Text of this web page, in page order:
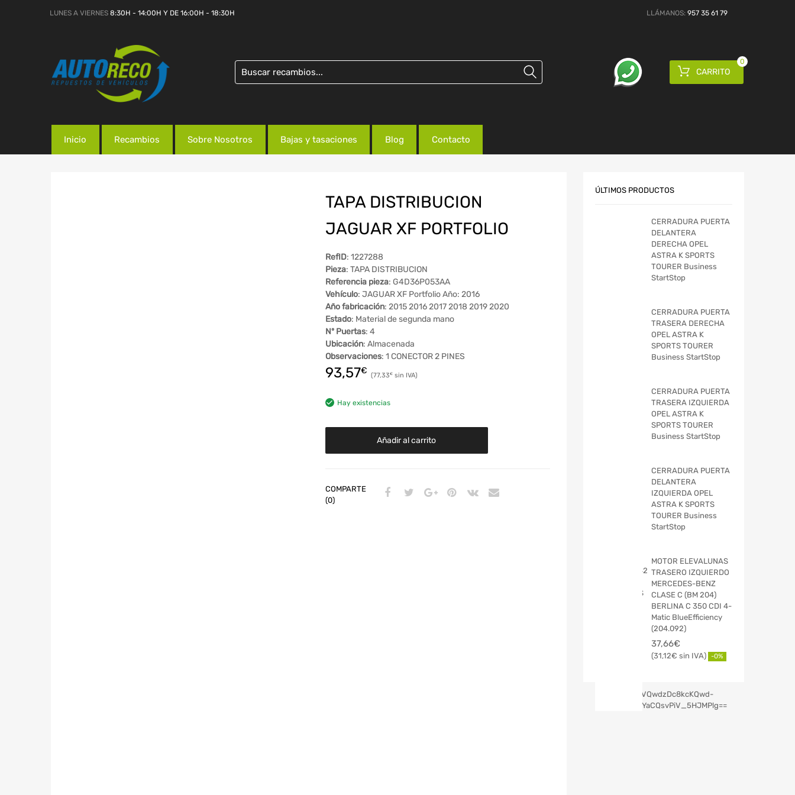
LUNES A VIERNES 8:30H - 14:00H Y DE 16:00H - 18:30H LLÁMANOS: 957 35 61 79
CARRITO
0
Inicio Recambios Sobre Nosotros Bajas y tasaciones Blog Contacto
TAPA DISTRIBUCION
JAGUAR XF PORTFOLIO
RefID: 1227288
Pieza: TAPA DISTRIBUCION
Referencia pieza: G4D36P053AA
Vehículo: JAGUAR XF Portfolio Año: 2016
Año fabricación: 2015 2016 2017 2018 2019 2020
Estado: Material de segunda mano
Nº Puertas: 4
Ubicación: Almacenada
Observaciones: 1 CONECTOR 2 PINES
93,57€ 77,33€
Hay existencias
Añadir al carrito
COMPARTE
(0)
ÚLTIMOS PRODUCTOS
CERRADURA PUERTA
DELANTERA
DERECHA OPEL
ASTRA K SPORTS
TOURER Business
StartStop
CERRADURA PUERTA
TRASERA DERECHA
OPEL ASTRA K
SPORTS TOURER
Business StartStop
CERRADURA PUERTA
TRASERA IZQUIERDA
OPEL ASTRA K
SPORTS TOURER
Business StartStop
CERRADURA PUERTA
DELANTERA
IZQUIERDA OPEL
ASTRA K SPORTS
TOURER Business
StartStop
MOTOR ELEVALUNAS
TRASERO IZQUIERDO
MERCEDES-BENZ
CLASE C (BM 204)
BERLINA C 350 CDI 4-
Matic BlueEfficiency
(204.092)
37,66€
31,12€ -0%